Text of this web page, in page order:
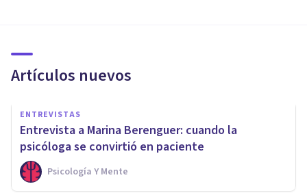
Artículos nuevos
ENTREVISTAS
Entrevista a Marina Berenguer: cuando la
psicóloga se convirtió en paciente
Psicología Y Mente